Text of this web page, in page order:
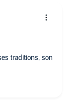
traditions, son